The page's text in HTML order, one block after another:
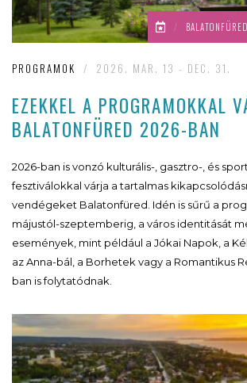
/ BALATONFÜRED
PROGRAMOK / 2026. MAR. 13 - DEC. 31.
EZEKKEL A PROGRAMOKKAL
BALATONFÜRED 2026-BAN
2026-ban is vonzó kulturális-, gasztro-, és
fesztiválokkal várja a tartalmas
vendégeket Balatonfüred. Idén is sűrű a
májustól-szeptemberig, a város identitását
események, mint például a Jókai Napok, a
az Anna-bál, a Borhetek vagy a Romantikus
ban is folytatódnak.